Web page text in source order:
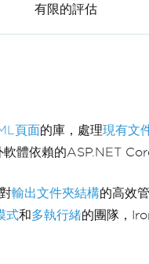
有限的評估
頁面的庫，處理現有文
體依賴的ASP.NET
輸出文件夾結構的高效
式和多執行緒的團隊，